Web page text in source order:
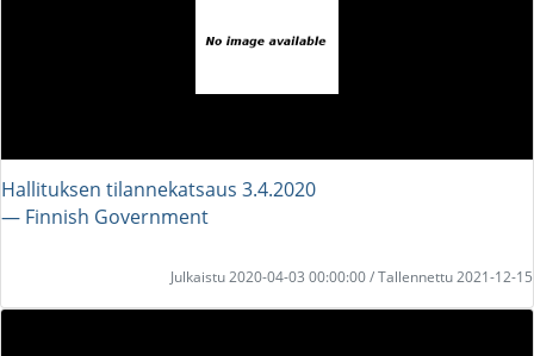
Hallituksen tilannekatsaus 3.4.2020
― Finnish Government
Julkaistu 2020-04-03 00:00:00 / Tallennettu 2021-12-15